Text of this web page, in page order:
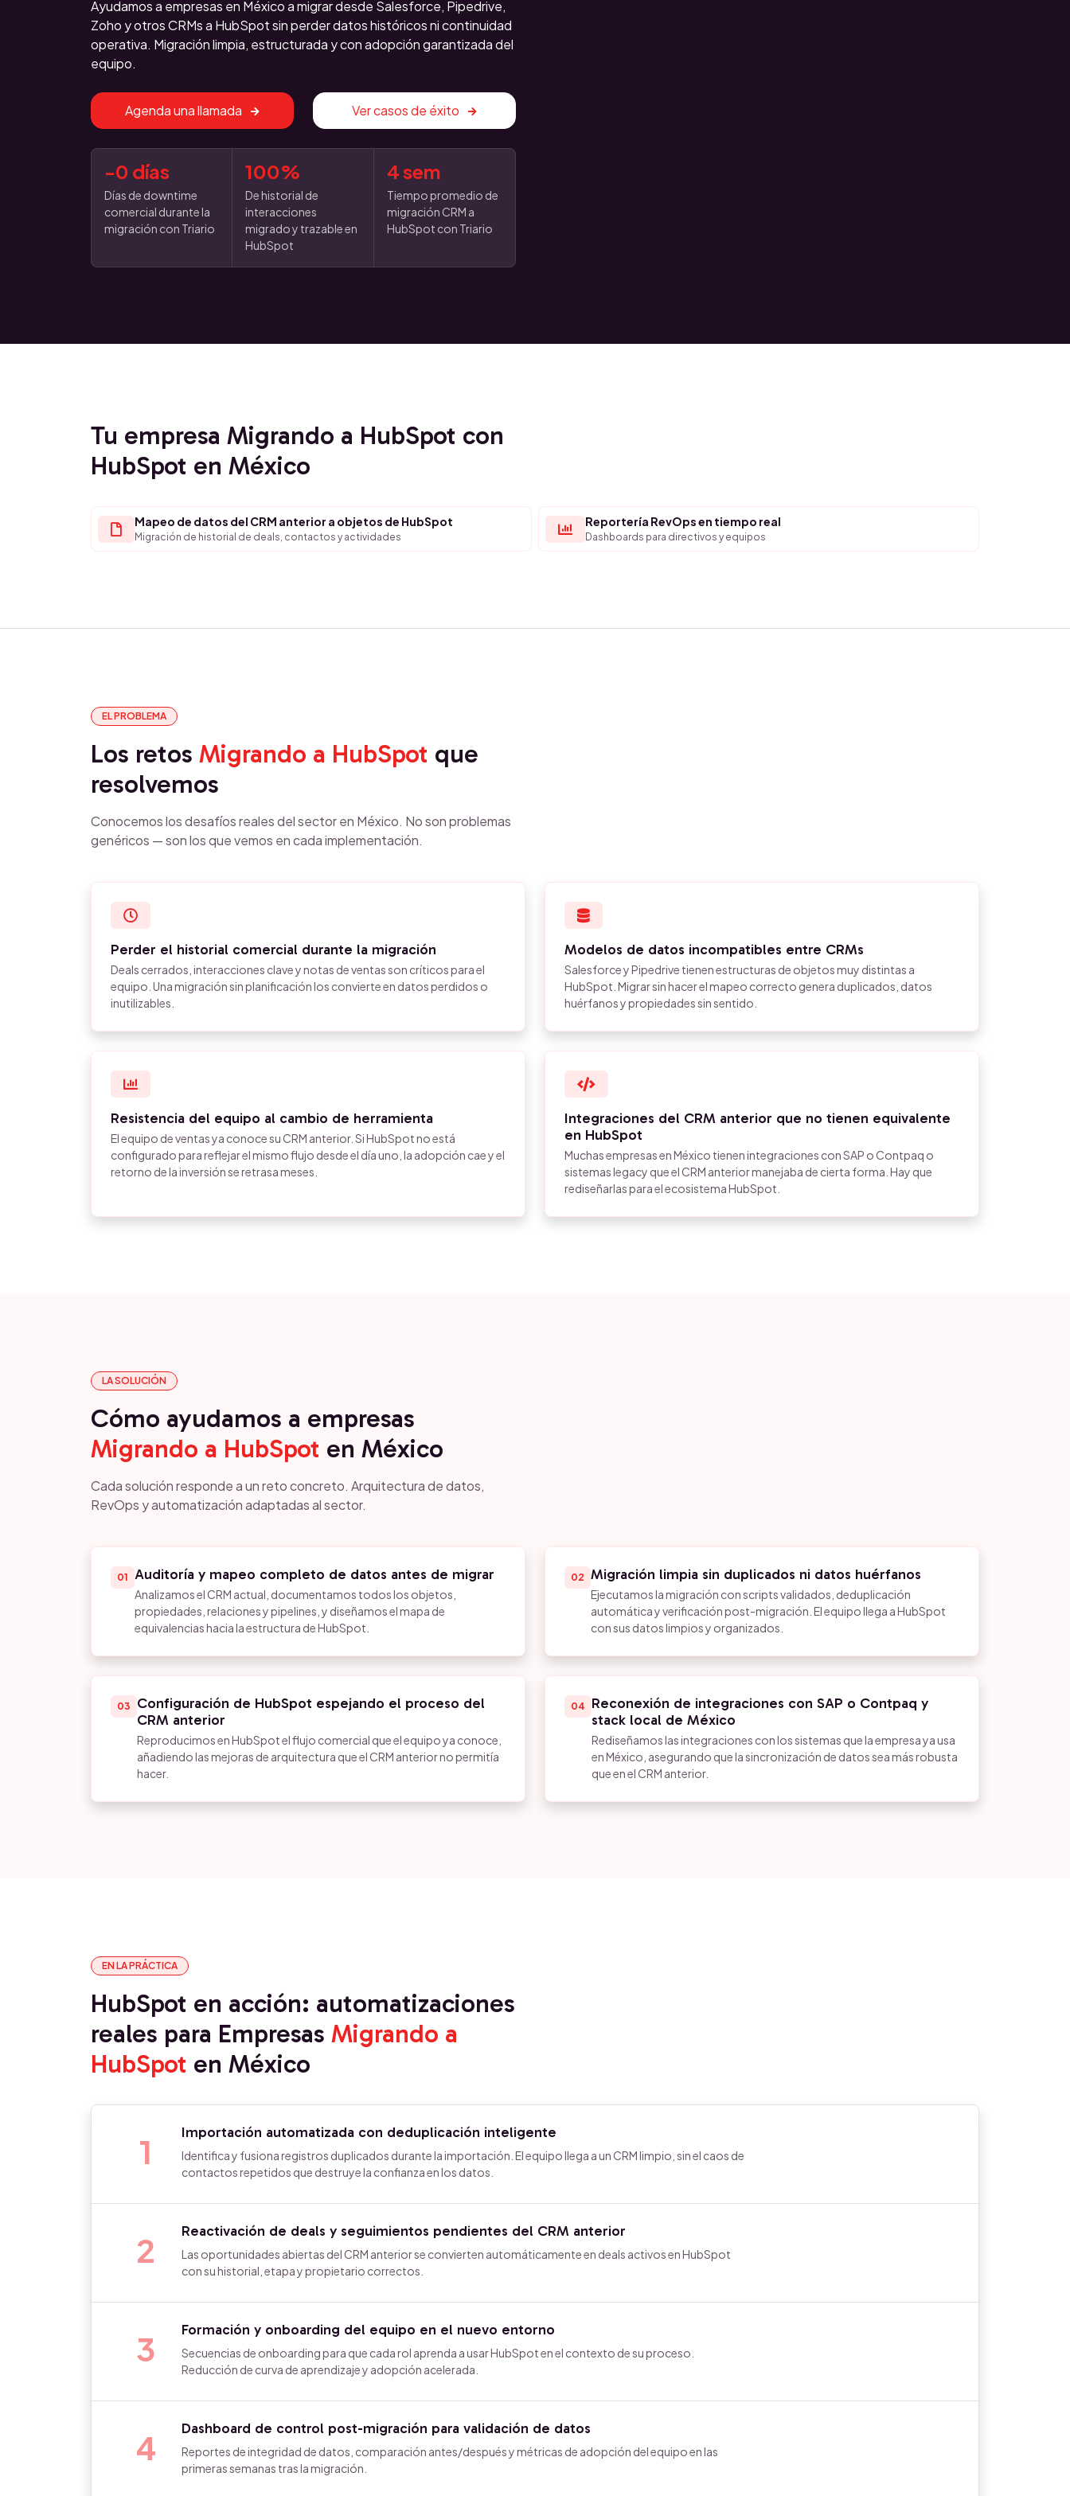
Ayudamos a empresas en México a migrar desde Salesforce, Pipedrive,
Zoho y otros CRMs a HubSpot sin perder datos históricos ni continuidad
operativa. Migración limpia, estructurada y con adopción garantizada del
equipo.
Agenda una llamada Ver casos de éxito
-0 días
Días de downtime
comercial durante la
migración con Triario
100%
De historial de
interacciones
migrado y trazable en
HubSpot
4 sem
Tiempo promedio de
migración CRM a
HubSpot con Triario
Tu empresa Migrando a HubSpot con
HubSpot en México
Mapeo de datos del CRM anterior a objetos de HubSpot
Migración de historial de deals, contactos y actividades
Reportería RevOps en tiempo real
Dashboards para directivos y equipos
EL PROBLEMA
Los retos Migrando a HubSpot que
resolvemos
Conocemos los desafíos reales del sector en México. No son problemas
genéricos — son los que vemos en cada implementación.
Perder el historial comercial durante la migración
Deals cerrados, interacciones clave y notas de ventas son críticos para el
equipo. Una migración sin planificación los convierte en datos perdidos o
inutilizables.
Modelos de datos incompatibles entre CRMs
Salesforce y Pipedrive tienen estructuras de objetos muy distintas a
HubSpot. Migrar sin hacer el mapeo correcto genera duplicados, datos
huérfanos y propiedades sin sentido.
Resistencia del equipo al cambio de herramienta
El equipo de ventas ya conoce su CRM anterior. Si HubSpot no está
configurado para reflejar el mismo flujo desde el día uno, la adopción cae y el
retorno de la inversión se retrasa meses.
Integraciones del CRM anterior que no tienen equivalente
en HubSpot
Muchas empresas en México tienen integraciones con SAP o Contpaq o
sistemas legacy que el CRM anterior manejaba de cierta forma. Hay que
rediseñarlas para el ecosistema HubSpot.
LA SOLUCIÓN
Cómo ayudamos a empresas
Migrando a HubSpot en México
Cada solución responde a un reto concreto. Arquitectura de datos,
RevOps y automatización adaptadas al sector.
01 Auditoría y mapeo completo de datos antes de migrar
Analizamos el CRM actual, documentamos todos los objetos,
propiedades, relaciones y pipelines, y diseñamos el mapa de
equivalencias hacia la estructura de HubSpot.
02 Migración limpia sin duplicados ni datos huérfanos
Ejecutamos la migración con scripts validados, deduplicación
automática y verificación post-migración. El equipo llega a HubSpot
con sus datos limpios y organizados.
03
Configuración de HubSpot espejando el proceso del
CRM anterior
Reproducimos en HubSpot el flujo comercial que el equipo ya conoce,
añadiendo las mejoras de arquitectura que el CRM anterior no permitía
hacer.
04
Reconexión de integraciones con SAP o Contpaq y
stack local de México
Rediseñamos las integraciones con los sistemas que la empresa ya usa
en México, asegurando que la sincronización de datos sea más robusta
que en el CRM anterior.
EN LA PRÁCTICA
HubSpot en acción: automatizaciones
reales para Empresas Migrando a
HubSpot en México
1 Importación automatizada con deduplicación inteligente
Identifica y fusiona registros duplicados durante la importación. El equipo llega a un CRM limpio, sin el caos de
contactos repetidos que destruye la confianza en los datos.
2 Reactivación de deals y seguimientos pendientes del CRM anterior
Las oportunidades abiertas del CRM anterior se convierten automáticamente en deals activos en HubSpot
con su historial, etapa y propietario correctos.
3 Formación y onboarding del equipo en el nuevo entorno
Secuencias de onboarding para que cada rol aprenda a usar HubSpot en el contexto de su proceso.
Reducción de curva de aprendizaje y adopción acelerada.
4 Dashboard de control post-migración para validación de datos
Reportes de integridad de datos, comparación antes/después y métricas de adopción del equipo en las
primeras semanas tras la migración.